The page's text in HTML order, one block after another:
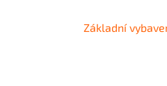
Základní